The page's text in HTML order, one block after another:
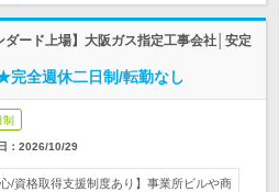
ード上場】大阪ガス指定工事会社│安定
全週休二日制/転勤なし
： 2026/10/29
/資格取得支援制度あり】事業所ビルや商